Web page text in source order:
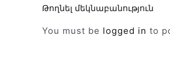
Թողնել մեկնաբանություն
You must be logged in to